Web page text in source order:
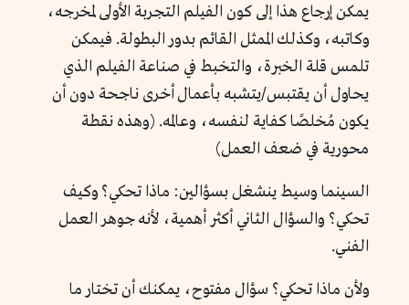
يمكن إرجاع هذا إلى كون الفيلم التجربة الأولى لمخرجه،
وكاتبه، وكذلك الممثل القائم بدور البطولة. فيمكن
تلمس قلة الخبرة، والتخبط في صناعة الفيلم الذي
يحاول أن يقتبس/يتشبه بأعمال أخرى ناجحة دون أن
يكون مُخلصًا كفاية لنفسه، وعالمه. (وهذه نقطة
محورية في ضعف العمل)
السينما وسيط ينشغل بسؤالين: ماذا تحكي؟ وكيف
تحكي؟ والسؤال الثاني أكثر أهمية، لأنه جوهر العمل
الفني.
ولأن ماذا تحكي؟ سؤال مفتوح، يمكنك أن تختار ما